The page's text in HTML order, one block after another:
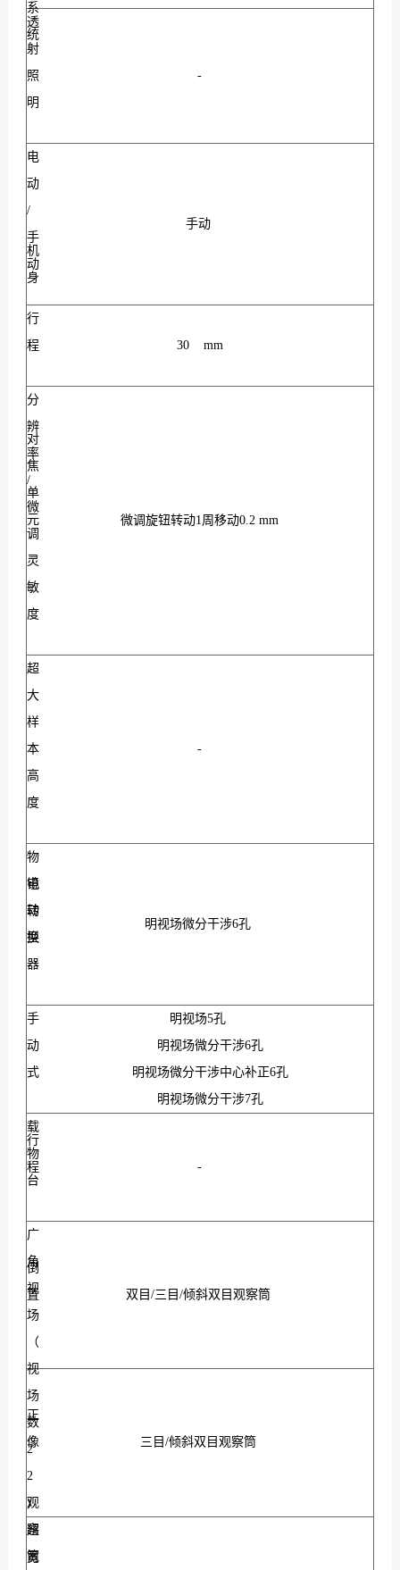
机
身
系
统
透
射
照
明
-
对
焦
单
元
电
动
/
手
动
手动
行
程
30 mm
分
辨
率
/
微
调
灵
敏
度
微调旋钮转动1周移动0.2 mm
超
大
样
本
高
度
-
物
镜
转
换
器
电
动
型
明视场微分干涉6孔
手
动
式
明视场5孔
明视场微分干涉6孔
明视场微分干涉中心补正6孔
明视场微分干涉7孔
载
物
台
行
程
-
观
察
筒
广
角
视
场
（
视
场
数
2
2
)
倒
置
双目/三目/倾斜双目观察筒
正
像
三目/倾斜双目观察筒
超
宽